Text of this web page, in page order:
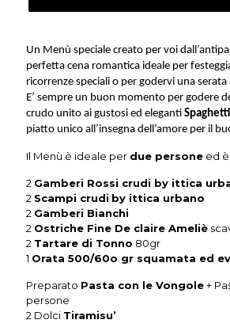
2
Un Menù speciale creato per voi
perfetta cena romantica ideale per
ricorrenze speciali o per godervi una serata
E’ sempre un buon momento per godere
crudo unito ai gustosi ed eleganti
piatto unico all’insegna dell’amore per il
Il Menù è ideale per due persone ed
2 Gamberi Rossi crudi by ittica
2 Scampi crudi by ittica urbano
2 Gamberi Bianchi
2 Ostriche Fine De claire Ameliè
2 Tartare di Tonno 80gr
1 Orata 500/60o gr squamata ed
Preparato Pasta con le Vongole+
persone
2 Dolci Tiramisu’